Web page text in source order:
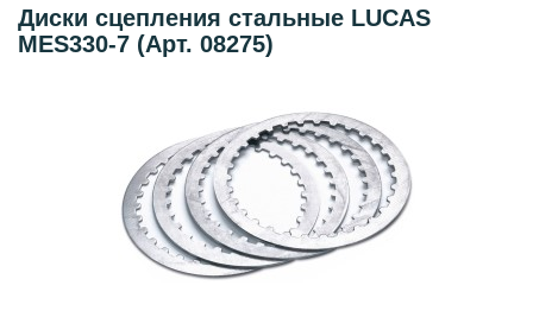
Диски сцепления стальные LUCAS
MES330-7 (Арт. 08275)